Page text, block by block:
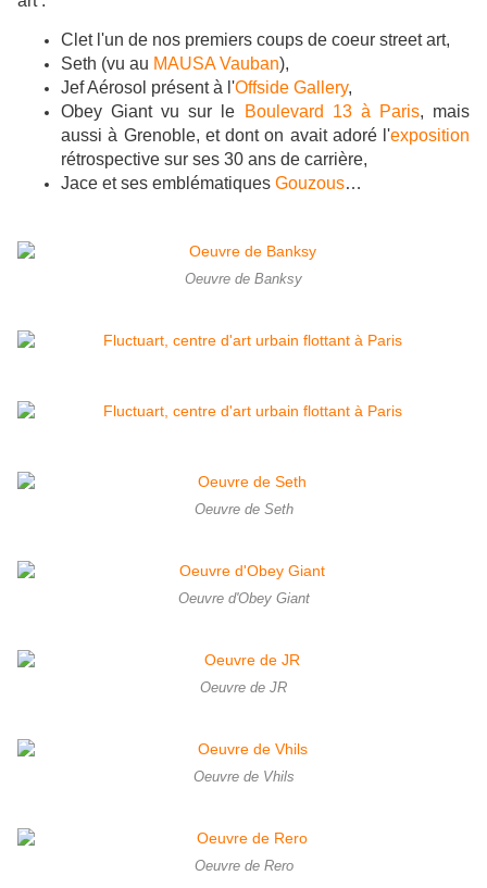
Clet l'un de nos premiers coups de coeur street art,
Seth (vu au MAUSA Vauban),
Jef Aérosol présent à l'Offside Gallery,
Obey Giant vu sur le
Boulevard 13 à Paris, mais
aussi à Grenoble, et dont on avait adoré l'exposition
rétrospective sur ses 30 ans de carrière,
Jace et ses emblématiques Gouzous…
Oeuvre de Banksy
Oeuvre de Seth
Oeuvre d'Obey Giant
Oeuvre de JR
Oeuvre de Vhils
Oeuvre de Rero